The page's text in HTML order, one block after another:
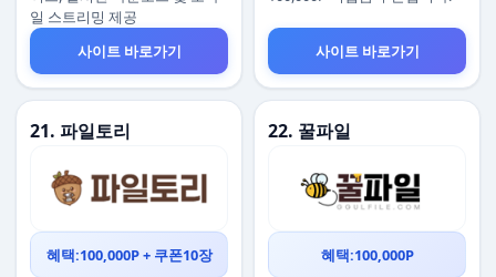
일 스트리밍 제공
사이트 바로가기
사이트 바로가기
21. 파일토리
혜택:100,000P + 쿠폰10장
22. 꿀파일
혜택:100,000P